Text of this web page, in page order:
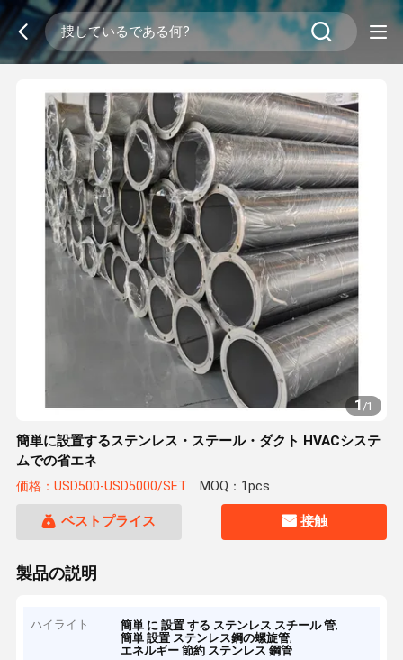
1/1
簡単に設置するステンレス・ステール・ダクト HVACシステ
ムでの省エネ
価格：USD500-USD5000/SET MOQ：1pcs
ベストプライス 接触
製品の説明
ハイライト 簡単 に 設置 する ステンレス スチール 管,
簡単 設置 ステンレス鋼の螺旋管,
エネルギー 節約 ステンレス 鋼管